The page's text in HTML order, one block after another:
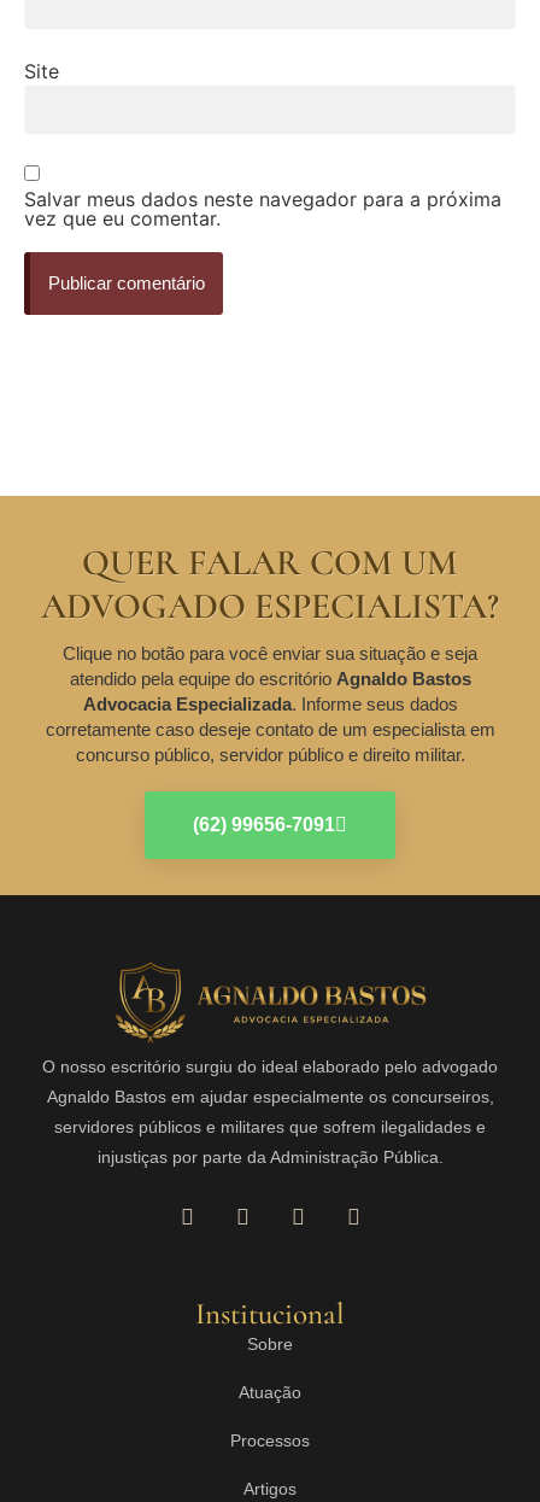
Site
Salvar meus dados neste navegador para a próxima
vez que eu comentar.
QUER FALAR COM UM
ADVOGADO ESPECIALISTA?
Clique no botão para você enviar sua situação e seja
atendido pela equipe do escritório Agnaldo Bastos
Advocacia Especializada. Informe seus dados
corretamente caso deseje contato de um especialista em
concurso público, servidor público e direito militar.
(62) 99656-7091
O nosso escritório surgiu do ideal elaborado pelo advogado
Agnaldo Bastos em ajudar especialmente os concurseiros,
servidores públicos e militares que sofrem ilegalidades e
injustiças por parte da Administração Pública.
Institucional
Sobre
Atuação
Processos
Artigos